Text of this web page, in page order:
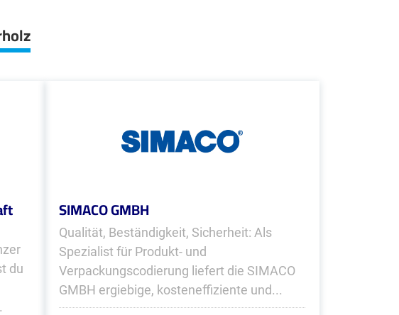
du
SIMACO GMBH
Qualität, Beständigkeit, Sicherheit: Als
Spezialist für Produkt- und
Verpackungscodierung liefert die SIMACO
GMBH ergiebige, kosteneffiziente und...